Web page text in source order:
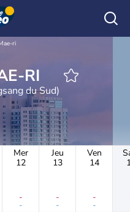
ri
MAE-RI
du Sud)
Mer
12
-
-
Jeu
13
-
-
Ven
14
-
-